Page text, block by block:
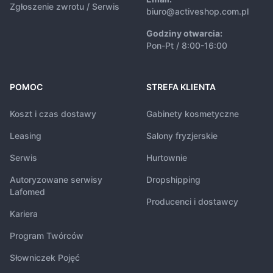
Zgłoszenie zwrotu / Serwis
biuro@activeshop.com.pl
Godziny otwarcia:
Pon-Pt / 8:00-16:00
POMOC
Koszt i czas dostawy
Leasing
Serwis
Autoryzowane serwisy
Lafomed
Kariera
Program Twórców
Słowniczek Pojęć
STREFA KLIENTA
Gabinety kosmetyczne
Salony fryzjerskie
Hurtownie
Dropshipping
Producenci i dostawcy